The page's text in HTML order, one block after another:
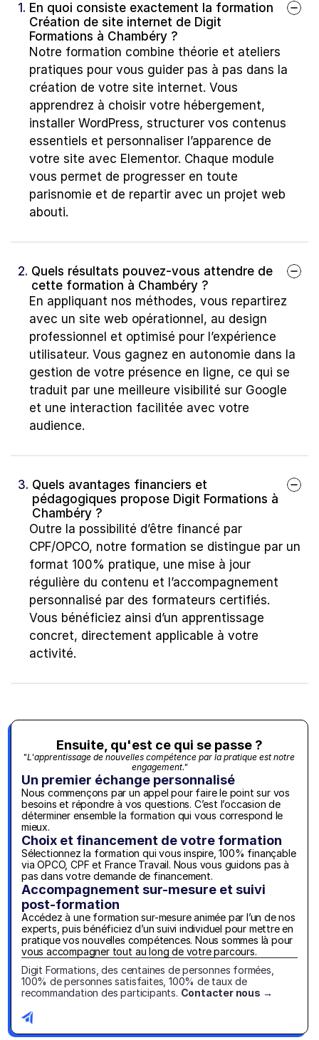
1. En quoi consiste exactement la formation
Création de site internet de Digit
Formations à Chambéry ?
Notre formation combine théorie et ateliers
pratiques pour vous guider pas à pas dans la
création de votre site internet. Vous
apprendrez à choisir votre hébergement,
installer WordPress, structurer vos contenus
essentiels et personnaliser l’apparence de
votre site avec Elementor. Chaque module
vous permet de progresser en toute
parisnomie et de repartir avec un projet web
abouti.
2. Quels résultats pouvez-vous attendre de
cette formation à Chambéry ?
En appliquant nos méthodes, vous repartirez
avec un site web opérationnel, au design
professionnel et optimisé pour l’expérience
utilisateur. Vous gagnez en autonomie dans la
gestion de votre présence en ligne, ce qui se
traduit par une meilleure visibilité sur Google
et une interaction facilitée avec votre
audience.
3. Quels avantages financiers et
pédagogiques propose Digit Formations à
Chambéry ?
Outre la possibilité d’être financé par
CPF/OPCO, notre formation se distingue par un
format 100% pratique, une mise à jour
régulière du contenu et l’accompagnement
personnalisé par des formateurs certifiés.
Vous bénéficiez ainsi d’un apprentissage
concret, directement applicable à votre
activité.
Ensuite, qu'est ce qui se passe ?
"L'apprentissage de nouvelles compétence par la pratique est notre
engagement."
Un premier échange personnalisé
Nous commençons par un appel pour faire le point sur vos
besoins et répondre à vos questions. C’est l’occasion de
déterminer ensemble la formation qui vous correspond le
mieux.
Choix et financement de votre formation
Sélectionnez la formation qui vous inspire, 100% finançable
via OPCO, CPF et France Travail. Nous vous guidons pas à
pas dans votre demande de financement.
Accompagnement sur-mesure et suivi
post-formation
Accédez à une formation sur-mesure animée par l’un de nos
experts, puis bénéficiez d’un suivi individuel pour mettre en
pratique vos nouvelles compétences. Nous sommes là pour
vous accompagner tout au long de votre parcours.
Digit Formations, des centaines de personnes formées,
100% de personnes satisfaites, 100% de taux de
recommandation des participants. Contacter nous →